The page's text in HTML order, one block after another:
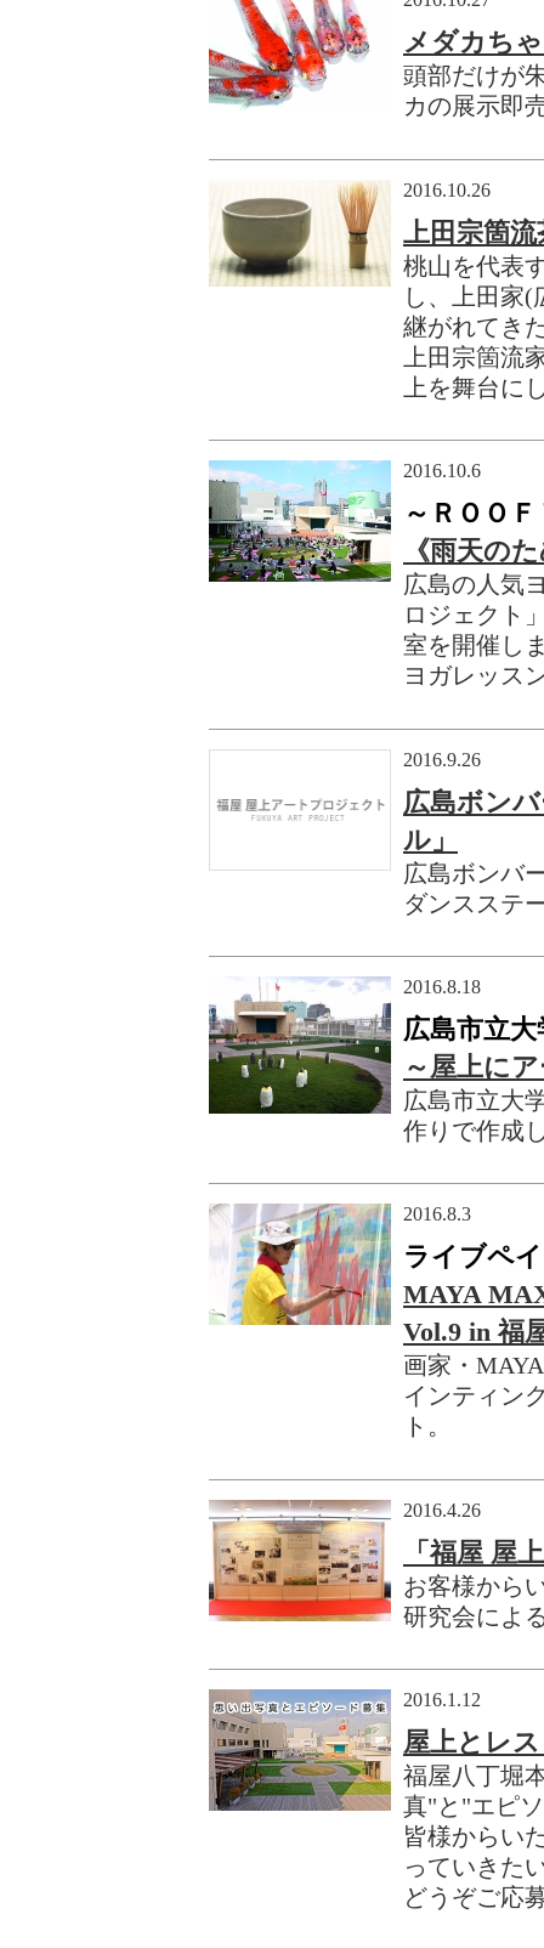
メダカち
頭部だけが
カの展示即
2016.10.26
上田宗箇
桃山を代表
し、上田家
継がれてき
上田宗箇流
上を舞台に
2016.10.6
～ＲＯＯ
《雨天の
広島の人気
ロジェクト
室を開催し
ヨガレッス
2016.9.26
広島ボン
ル」
広島ボンバ
ダンスステ
2016.8.18
広島市立
～屋上に
広島市立大
作りで作成
2016.8.3
ライブペ
MAYA
Vol.9 in 福
画家・
インティン
ト。
2016.4.26
「福屋 屋
お客様から
研究会によ
2016.1.12
屋上とレ
福屋八丁堀
真"と"エピ
皆様からい
っていきた
どうぞご応